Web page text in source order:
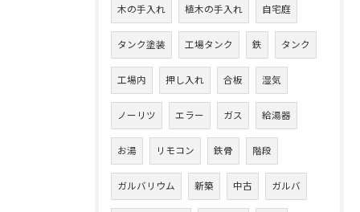
木の手入れ 植木の手入れ 自宅庭
タンク塗装 工場タンク 鉄 タンク
工場内 押し入れ 合板 湿気
ノーリツ エラー ガス 給湯器
お湯 リモコン 鉄骨 階段
ガルバリウム 新築 中古 ガルバ